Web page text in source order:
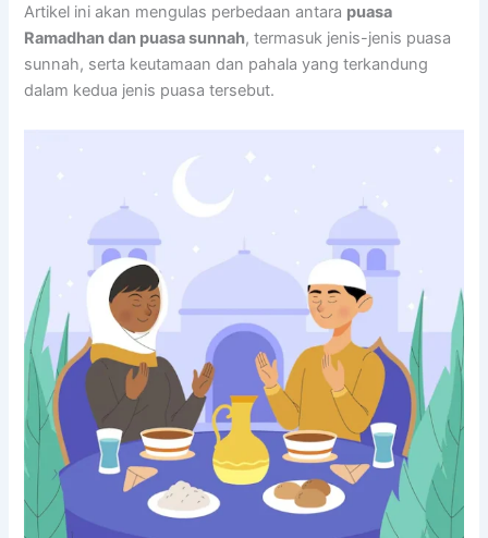
Artikel ini akan mengulas perbedaan antara puasa
Ramadhan dan puasa sunnah, termasuk jenis-jenis puasa
sunnah, serta keutamaan dan pahala yang terkandung
dalam kedua jenis puasa tersebut.